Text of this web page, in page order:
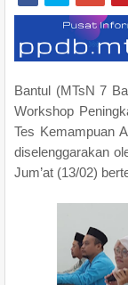
Bantul (MTsN 7
Workshop
Tes Kemampuan
diselenggarakan
Jum’at (13/02)